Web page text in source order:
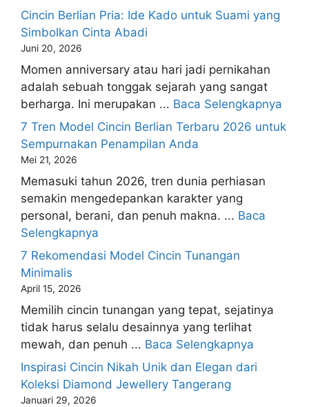
Cincin Berlian Pria: Ide Kado untuk Suami yang
Simbolkan Cinta Abadi
Juni 20, 2026
Momen anniversary atau hari jadi pernikahan
adalah sebuah tonggak sejarah yang sangat
berharga. Ini merupakan ... Baca Selengkapnya
7 Tren Model Cincin Berlian Terbaru 2026 untuk
Sempurnakan Penampilan Anda
Mei 21, 2026
Memasuki tahun 2026, tren dunia perhiasan
semakin mengedepankan karakter yang
personal, berani, dan penuh makna. ... Baca
Selengkapnya
7 Rekomendasi Model Cincin Tunangan
Minimalis
April 15, 2026
Memilih cincin tunangan yang tepat, sejatinya
tidak harus selalu desainnya yang terlihat
mewah, dan penuh ... Baca Selengkapnya
Inspirasi Cincin Nikah Unik dan Elegan dari
Koleksi Diamond Jewellery Tangerang
Januari 29, 2026